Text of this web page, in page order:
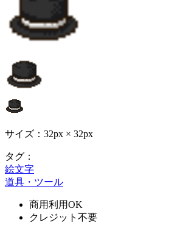
サイズ：32px × 32px
タグ：
絵文字
道具・ツール
商用利用OK
クレジット不要